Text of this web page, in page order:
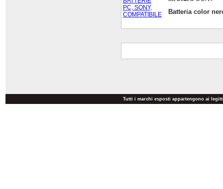
Batteria color
Tutti i marchi esposti appartengono ai